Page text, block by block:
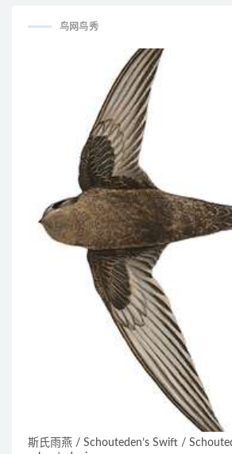
鸟网鸟秀
斯氏雨燕 / Schouteden’s Swift /